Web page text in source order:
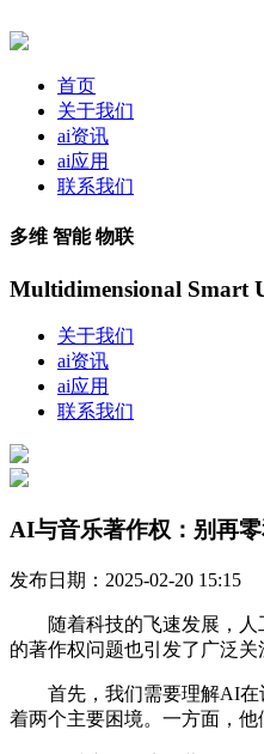
首页
关于我们
ai资讯
ai应用
联系我们
多维 智能 物联
Multidimensional Smart
关于我们
ai资讯
ai应用
联系我们
AI与音乐著作权：别再
发布日期：2025-02-20 15:15
随着科技的飞速发展，人工
的著作权问题也引发了广泛
首先，我们需要理解AI在训
着两个主要困境。一方面，